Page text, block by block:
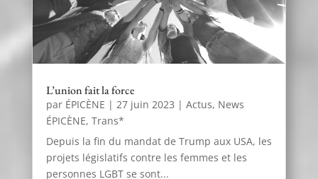
L’union fait la force
par ÉPICÈNE | 27 juin 2023 | Actus, News
ÉPICÈNE, Trans*
Depuis la fin du mandat de Trump aux USA, les
projets législatifs contre les femmes et les
personnes LGBT se sont...